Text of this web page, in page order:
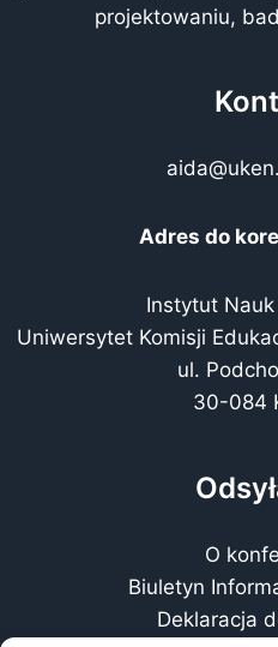
projektowaniu,
Adres do
Instytut
Uniwersytet Komisji
ul.
30-084
O
Biuletyn
Deklaracja